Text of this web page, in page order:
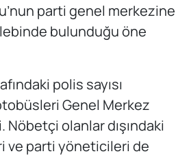
parti genel merkezine
bulunduğu öne
polis sayısı
Genel Merkez
olanlar dışındaki
ve parti yöneticileri de